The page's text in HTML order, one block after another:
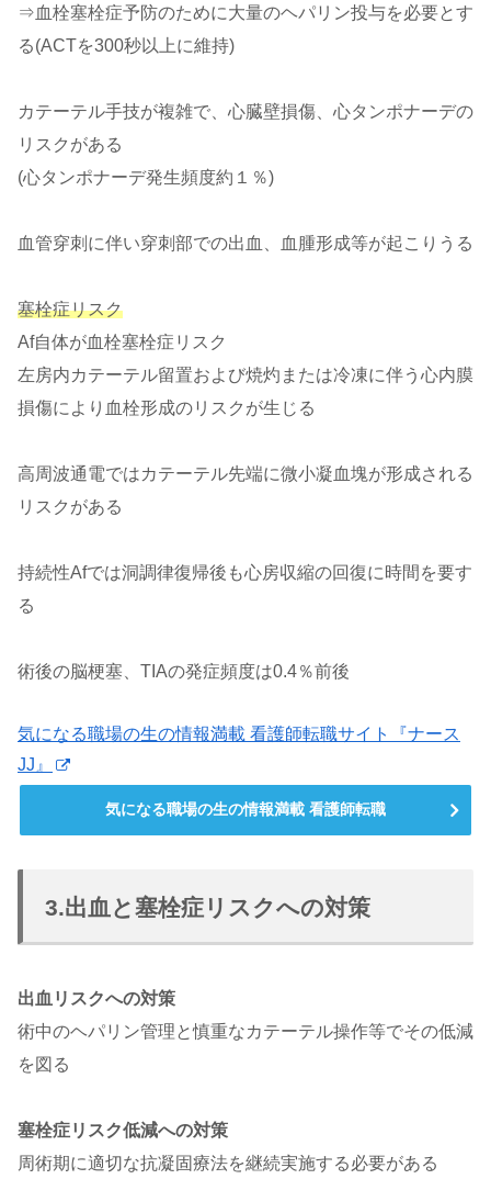
⇒血栓塞栓症予防のために大量のヘパリン投与を必要とす
る(ACTを300秒以上に維持)
カテーテル手技が複雑で、心臓壁損傷、心タンポナーデの
リスクがある
(心タンポナーデ発生頻度約１％)
血管穿刺に伴い穿刺部での出血、血腫形成等が起こりうる
塞栓症リスク
Af自体が血栓塞栓症リスク
左房内カテーテル留置および焼灼または冷凍に伴う心内膜
損傷により血栓形成のリスクが生じる
高周波通電ではカテーテル先端に微小凝血塊が形成される
リスクがある
持続性Afでは洞調律復帰後も心房収縮の回復に時間を要す
る
術後の脳梗塞、TIAの発症頻度は0.4％前後
気になる職場の生の情報満載 看護師転職サイト『ナース
JJ』
気になる職場の生の情報満載 看護師転職
3.出血と塞栓症リスクへの対策
出血リスクへの対策
術中のヘパリン管理と慎重なカテーテル操作等でその低減
を図る
塞栓症リスク低減への対策
周術期に適切な抗凝固療法を継続実施する必要がある